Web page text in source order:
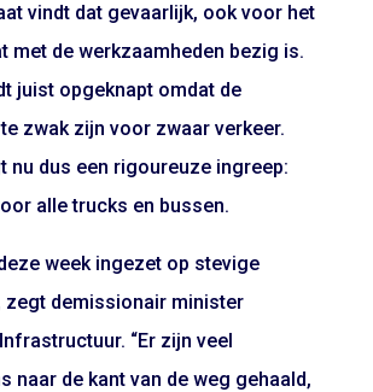
vindt dat gevaarlijk, ook voor het
met de werkzaamheden bezig is.
juist opgeknapt omdat de
zwak zijn voor zwaar verkeer.
nu dus een rigoureuze ingreep:
alle trucks en bussen.
week ingezet op stevige
zegt demissionair minister
“Er zijn veel
naar de kant van de weg gehaald,